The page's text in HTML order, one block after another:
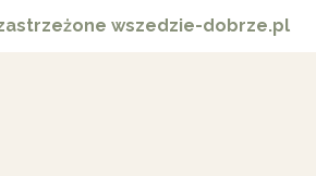
wszedzie-dobrze.pl